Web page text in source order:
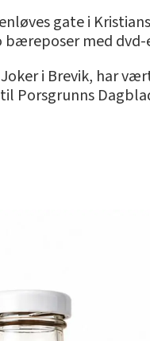
gate i
med
i Brevik, har
Porsgrunns